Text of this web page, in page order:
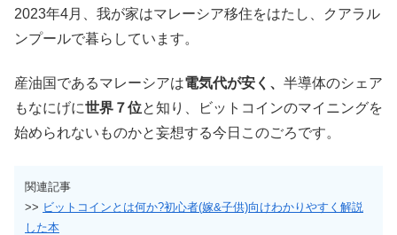
2023年4月、我が家はマレーシア移住をはたし、クアラル
ンプールで暮らしています。
産油国であるマレーシアは電気代が安く、 半導体のシェア
もなにげに世界７位と知り、ビットコインのマイニングを
始められないものかと妄想する今日このごろです。
関連記事
>> ビットコインとは何か?初心者(嫁&子供)向けわかりやすく解説
した本